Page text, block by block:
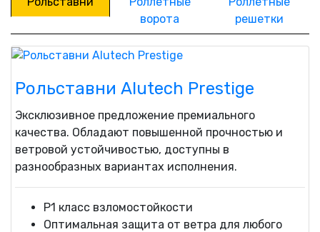
ворота
решетки
Рольставни Alutech Prestige
Эксклюзивное предложение премиального
качества. Обладают повышенной прочностью и
ветровой устойчивостью, доступны в
разнообразных вариантах исполнения.
P1 класс взломостойкости
Оптимальная защита от ветра для любого